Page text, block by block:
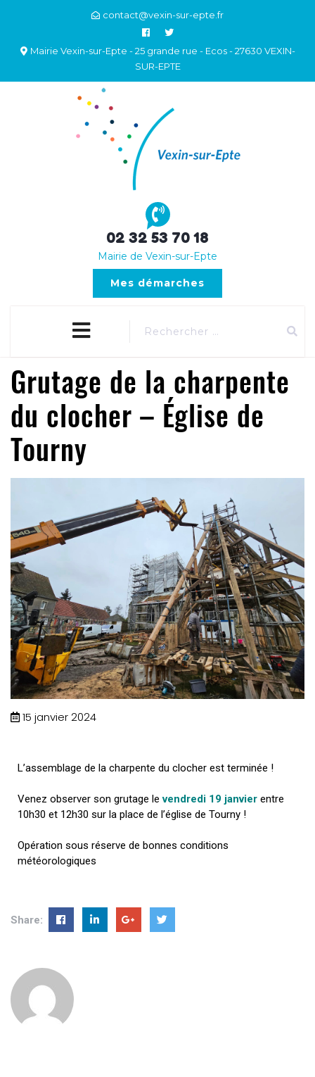
contact@vexin-sur-epte.fr
Mairie Vexin-sur-Epte - 25 grande rue - Ecos - 27630 VEXIN-
SUR-EPTE
02 32 53 70 18
Mairie de Vexin-sur-Epte
Mes démarches
close
menu
Grutage de la charpente
du clocher – Église de
Tourny
15 janvier 2024
L’assemblage de la charpente du clocher est terminée !
Venez observer son grutage levendredi 19 janvier entre
10h30 et 12h30 sur la place de l’église de Tourny !
Opération sous réserve de bonnes conditions
météorologiques
Share: